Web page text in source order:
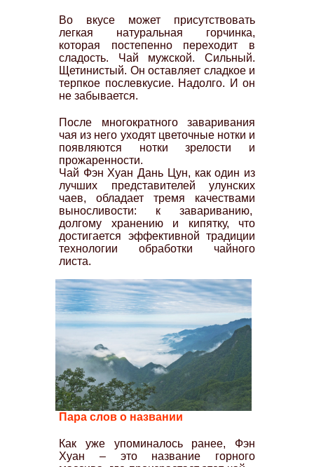
Во вкусе может присутствовать
легкая натуральная горчинка,
которая постепенно переходит в
сладость. Чай мужской. Сильный.
Щетинистый. Он оставляет сладкое и
терпкое послевкусие. Надолго. И он
не забывается.
После многократного заваривания
чая из него уходят цветочные нотки и
появляются нотки зрелости и
прожаренности.
Чай Фэн Хуан Дань Цун, как один из
лучших представителей улунских
чаев, обладает тремя качествами
выносливости: к завариванию,
долгому хранению и кипятку, что
достигается эффективной традиции
технологии обработки чайного
листа.
Пара слов о названии
Как уже упоминалось ранее, Фэн
Хуан – это название горного